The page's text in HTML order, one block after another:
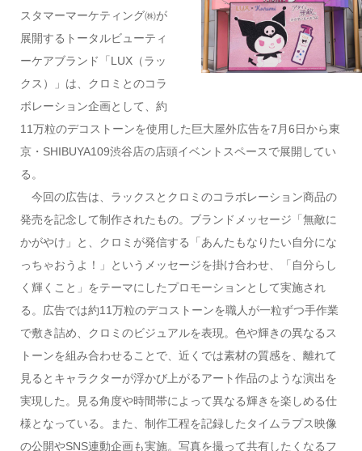
スタマーマーケティング㈱が
展開するトータルビューティ
ーケアブランド「LUX（ラッ
クス）」は、 クロミ とのコラ
ボレーション企画として、約
11万粒のデコストーンを使用した巨大屋外広告を7月6日から東
京・SHIBUYA109渋谷店の店頭イベントスペースで展開してい
る。
今回の広告は、ラックスとクロミのコラボレーション商品の
発売を記念して制作されたもの。ブランドメッセージ「無敵に
かがやけ」と、クロミが発信する「あんたもなりたい自分にな
っちゃおうよ！」というメッセージを掛け合わせ、「自分らし
く輝くこと」をテーマにしたプロモーションとして実施され
る。広告では約11万粒のデコストーンを職人が一粒ずつ手作業
で敷き詰め、クロミのビジュアルを表現。色や輝きの異なるス
トーンを組み合わせることで、近くでは素材の質感を、離れて
見るとキャラクターが浮かび上がるアート作品のような演出を
実現した。見る角度や時間帯によって異なる輝きを楽しめる仕
様となっている。また、制作工程を記録したタイムラプス映像
の公開やSNS連動企画も実施。写真を撮って共有したくなるフ